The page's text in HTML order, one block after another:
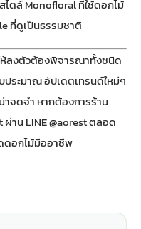
ไตล์ Monofloral ที่ใช้ดอกไม้
ที่ดูเป็นธรรมชาติ
ห้ลงตัวต้องพิจารณาทั้งชนิด
ประมาณ อัปเดตเทรนด์ใหม่ๆ
จดจำ หากต้องการร้าน
ผ่าน LINE @aorest ตลอด
ดอกไม้มืออาชีพ